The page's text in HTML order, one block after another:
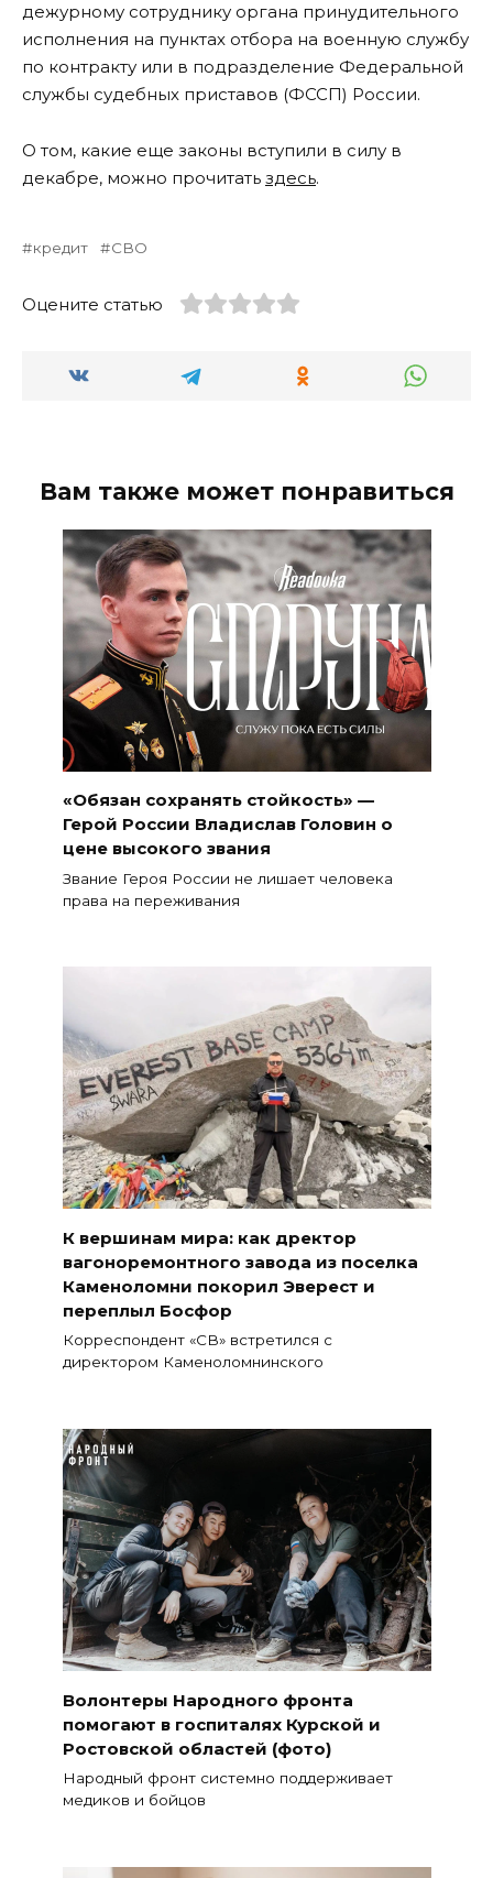
дежурному сотруднику органа принудительного
исполнения на пунктах отбора на военную службу
по контракту или в подразделение Федеральной
службы судебных приставов (ФССП) России.
О том, какие еще законы вступили в силу в
декабре, можно прочитать здесь.
кредит СВО
Оцените статью
Вам также может понравиться
«Обязан сохранять стойкость» —
Герой России Владислав Головин о
цене высокого звания
Звание Героя России не лишает человека
права на переживания
К вершинам мира: как дректор
вагоноремонтного завода из поселка
Каменоломни покорил Эверест и
переплыл Босфор
Корреспондент «СВ» встретился с
директором Каменоломнинского
Волонтеры Народного фронта
помогают в госпиталях Курской и
Ростовской областей (фото)
Народный фронт системно поддерживает
медиков и бойцов